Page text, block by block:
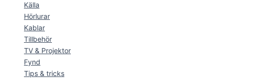
Källa
Hörlurar
Kablar
Tillbehör
TV & Projektor
Fynd
Tips & tricks